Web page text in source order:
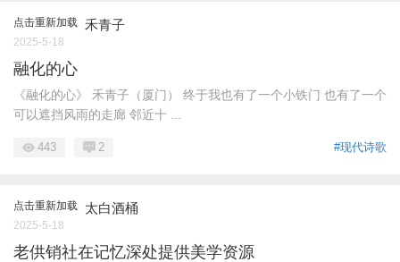
点击重新加载 禾青子
2025-5-18
融化的心
《融化的心》 禾青子（厦门） 终于我也有了一个小铁门 也有了一个
可以遮挡风雨的走廊 邻近十 ...
#现代诗歌
443 2
点击重新加载 太白酒桶
2025-5-18
老供销社在记忆深处提供美学资源